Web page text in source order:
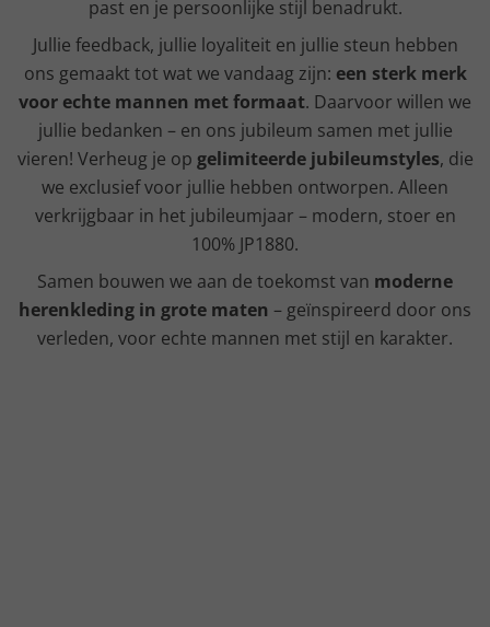
past en je persoonlijke stijl benadrukt.
Jullie feedback, jullie loyaliteit en jullie steun hebben
ons gemaakt tot wat we vandaag zijn: een sterk merk
voor echte mannen met formaat. Daarvoor willen we
jullie bedanken – en ons jubileum samen met jullie
vieren! Verheug je op gelimiteerde jubileumstyles, die
we exclusief voor jullie hebben ontworpen. Alleen
verkrijgbaar in het jubileumjaar – modern, stoer en
100% JP1880.
Samen bouwen we aan de toekomst van moderne
herenkleding in grote maten – geïnspireerd door ons
verleden, voor echte mannen met stijl en karakter.